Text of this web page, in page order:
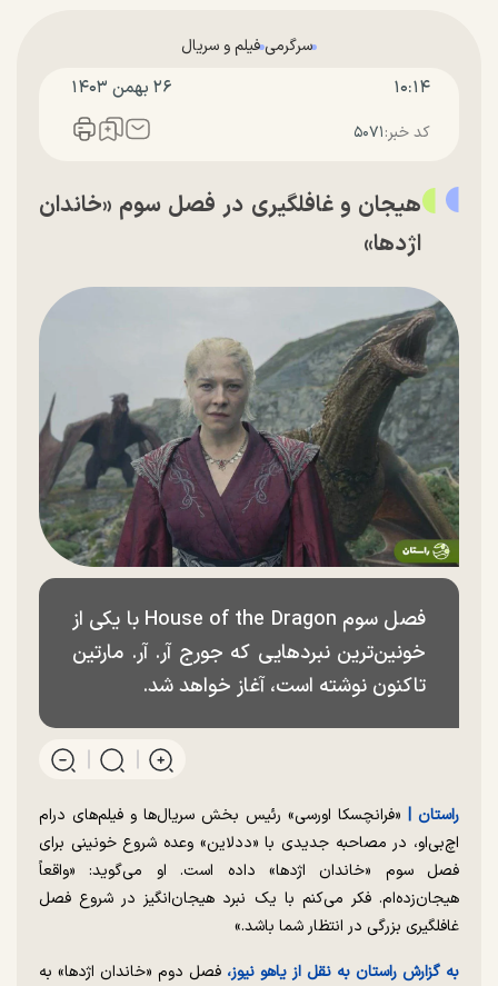
سرگرمی فیلم و سریال
۱۰:۱۴ ۲۶ بهمن ۱۴۰۳
کد خبر:۵۰۷۱
هیجان و غافلگیری در فصل سوم «خاندان
اژدها»
فصل سوم House of the Dragon با یکی از
خونین‌ترین نبردهایی که جورج آر. آر. مارتین
تاکنون نوشته است، آغاز خواهد شد.
راستان | «فرانچسکا اورسی» رئیس بخش سریال‌ها و فیلم‌های درام
اچ‌بی‌او، در مصاحبه جدیدی با «ددلاین» وعده شروع خونینی برای
فصل سوم «خاندان اژدها» داده است. او می‌گوید:‌ «واقعاً
هیجان‌زده‌ام. فکر می‌کنم با یک نبرد هیجان‌انگیز در شروع فصل
غافلگیری بزرگی در انتظار شما باشد.»
به گزارش راستان به نقل از یاهو نیوز، فصل دوم «خاندان اژدها» به